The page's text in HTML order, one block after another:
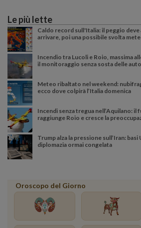
Le più lette
Caldo record sull'Italia: il peggio deve
arrivare, poi una possibile svolta
Incendio tra Lucoli e Roio, massima
il monitoraggio senza sosta delle
Meteo ribaltato nel weekend:
ecco dove colpirà l’Italia domenica
Incendi senza tregua nell’Aquilano: il
raggiunge Roio e cresce la
Trump alza la pressione sull’Iran: basi
diplomazia ormai congelata
Oroscopo del Giorno